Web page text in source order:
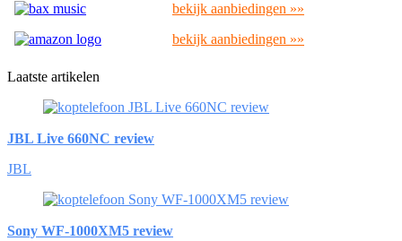
bekijk aanbiedingen »»
bekijk aanbiedingen »»
Laatste artikelen
JBL Live 660NC review
JBL
Sony WF-1000XM5 review